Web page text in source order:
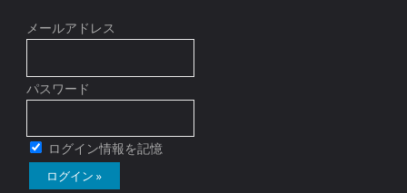
メールアドレス
パスワード
ログイン情報を記憶